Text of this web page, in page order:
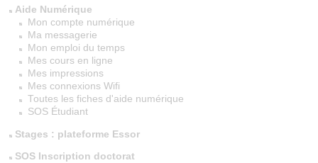
Aide Numérique
Mon compte numérique
Ma messagerie
Mon emploi du temps
Mes cours en ligne
Mes impressions
Mes connexions Wifi
Toutes les fiches d'aide numérique
SOS Étudiant
Stages : plateforme Essor
SOS Inscription doctorat